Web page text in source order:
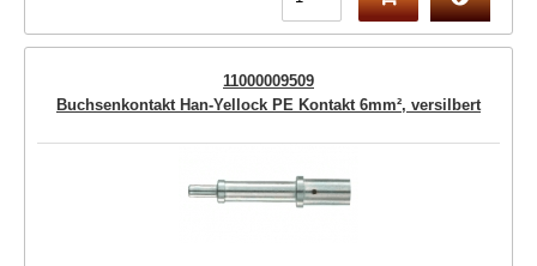
11000009509
Buchsenkontakt Han-Yellock PE Kontakt 6mm², versilbert